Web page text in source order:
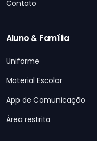
Contato
Aluno & Família
Uniforme
Material Escolar
App de Comunicação
Área restrita